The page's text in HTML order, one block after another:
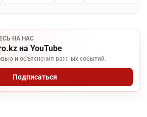
НА НАС
на YouTube
и объяснения важных событий.
Подписаться